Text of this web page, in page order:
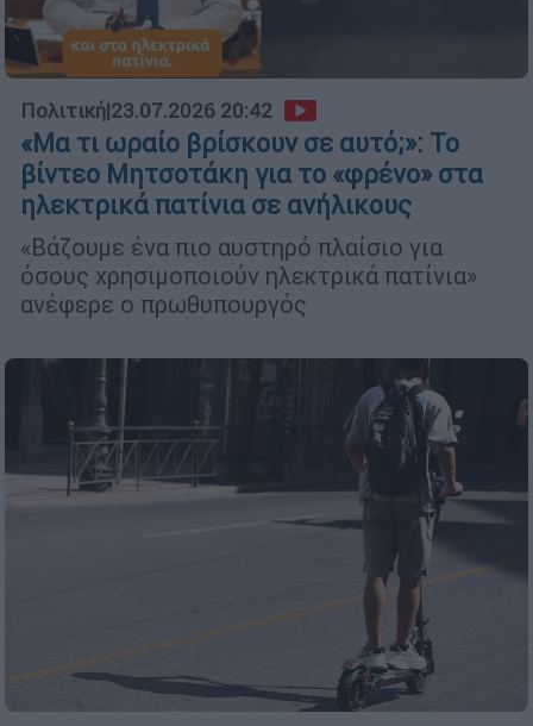
Πολιτική|23.07.2026 20:42
«Μα τι ωραίο βρίσκουν σε αυτό;»: Το
βίντεο Μητσοτάκη για το «φρένο» στα
ηλεκτρικά πατίνια σε ανήλικους
«Βάζουμε ένα πιο αυστηρό πλαίσιο για
όσους χρησιμοποιούν ηλεκτρικά πατίνια»
ανέφερε ο πρωθυπουργός